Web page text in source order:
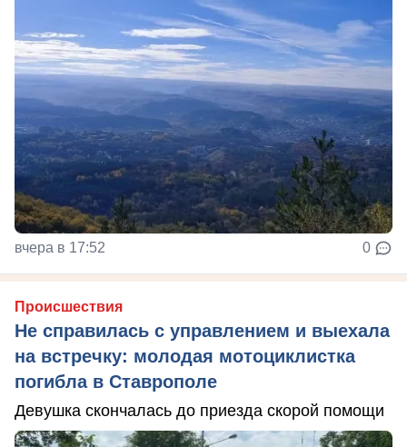
вчера в 17:52 0
Происшествия
Не справилась с управлением и выехала
на встречку: молодая мотоциклистка
погибла в Ставрополе
Девушка скончалась до приезда скорой помощи